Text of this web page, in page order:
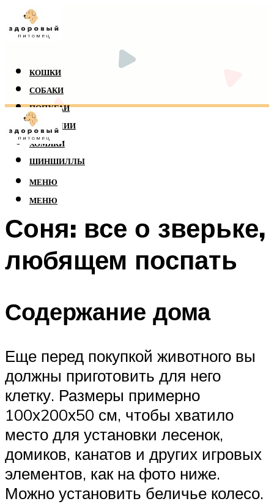
КОШКИ
СОБАКИ
ПОПУГАИ
РЕПТИЛИИ
ХОМЯКИ
ШИНШИЛЛЫ
МЕНЮ
МЕНЮ
Соня: все о зверьке,
любящем поспать
Содержание дома
Еще перед покупкой животного вы
должны приготовить для него
клетку. Размеры примерно
100х200х50 см, чтобы хватило
место для установки лесенок,
домиков, канатов и других игровых
элементов, как на фото ниже.
Можно установить беличье колесо.